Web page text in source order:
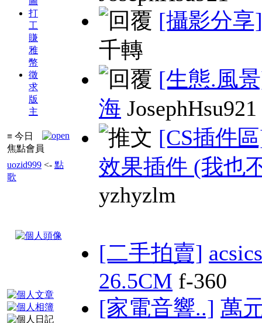
打
工
賺
雅
幣
徵
求
版
主
≡ 今日
焦點會員
uozid999 <- 點
歌
[攝影分享]
千轉
[生態.風
海 JosephHsu921
[CS插件
效果插件 (我也
yzhyzlm
[二手拍賣]
26.5CM f-360
[家電音響..] 萬